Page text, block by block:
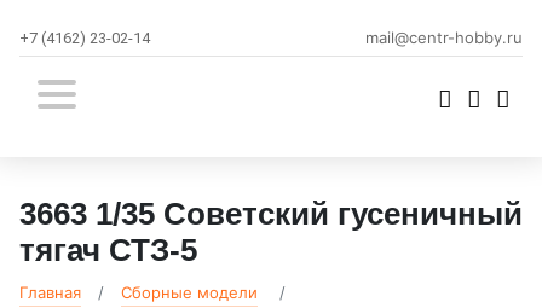
mail@centr-hobby.ru
+7 (4162) 23-02-14
3663 1/35 Советский гусеничный
тягач СТЗ-5
Главная
Сборные модели